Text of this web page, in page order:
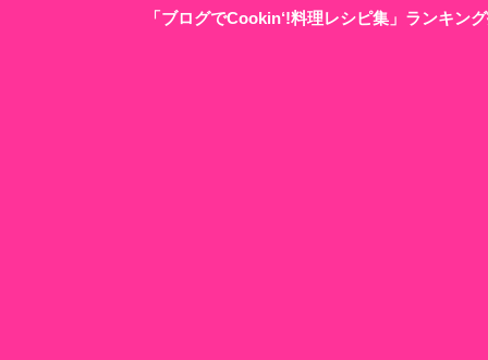
「ブログでCookin‘!料理レシピ集」ランキン